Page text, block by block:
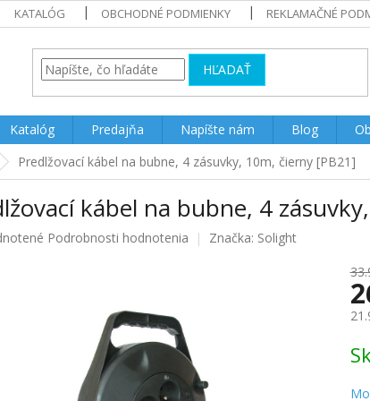
KATALÓG OBCHODNÉ PODMIENKY REKLAMAČNÉ
HĽADAŤ
Katalóg Predajňa Napíšte nám Blog
Predlžovací kábel na bubne, 4 zásuvky, 10m, čierny [PB21]
kábel na bubne, 4
Podrobnosti hodnotenia Značka: Solight